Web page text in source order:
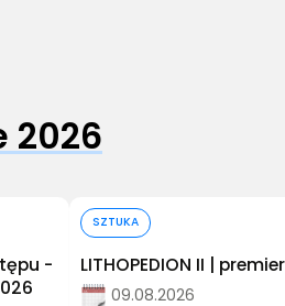
2026
-
SZTUKA
LITHOPEDION II |
09.08.2026